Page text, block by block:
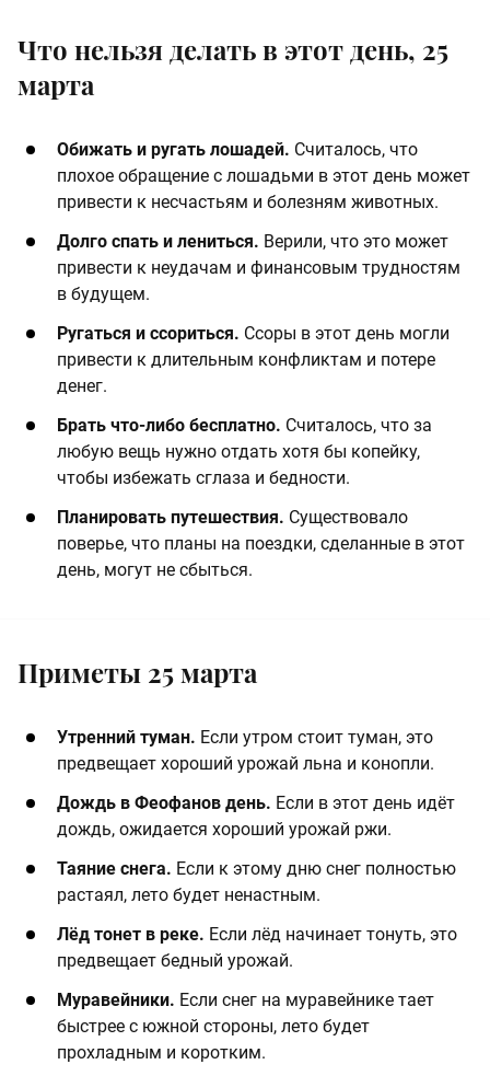
Что нельзя делать в этот день, 25
марта
​Обижать и ругать лошадей. Считалось, что
плохое обращение с лошадьми в этот день может
привести к несчастьям и болезням животных. ​
​Долго спать и лениться. Верили, что это может
привести к неудачам и финансовым трудностям
в будущем.
​Ругаться и ссориться. Ссоры в этот день могли
привести к длительным конфликтам и потере
денег. ​
​Брать что-либо бесплатно. Считалось, что за
любую вещь нужно отдать хотя бы копейку,
чтобы избежать сглаза и бедности.
​Планировать путешествия. Существовало
поверье, что планы на поездки, сделанные в этот
день, могут не сбыться.
Приметы 25 марта
​Утренний туман. Если утром стоит туман, это
предвещает хороший урожай льна и конопли.
​Дождь в Феофанов день. Если в этот день идёт
дождь, ожидается хороший урожай ржи. ​
​Таяние снега. Если к этому дню снег полностью
растаял, лето будет ненастным. ​
​Лёд тонет в реке. Если лёд начинает тонуть, это
предвещает бедный урожай.
​Муравейники. Если снег на муравейнике тает
быстрее с южной стороны, лето будет
прохладным и коротким.